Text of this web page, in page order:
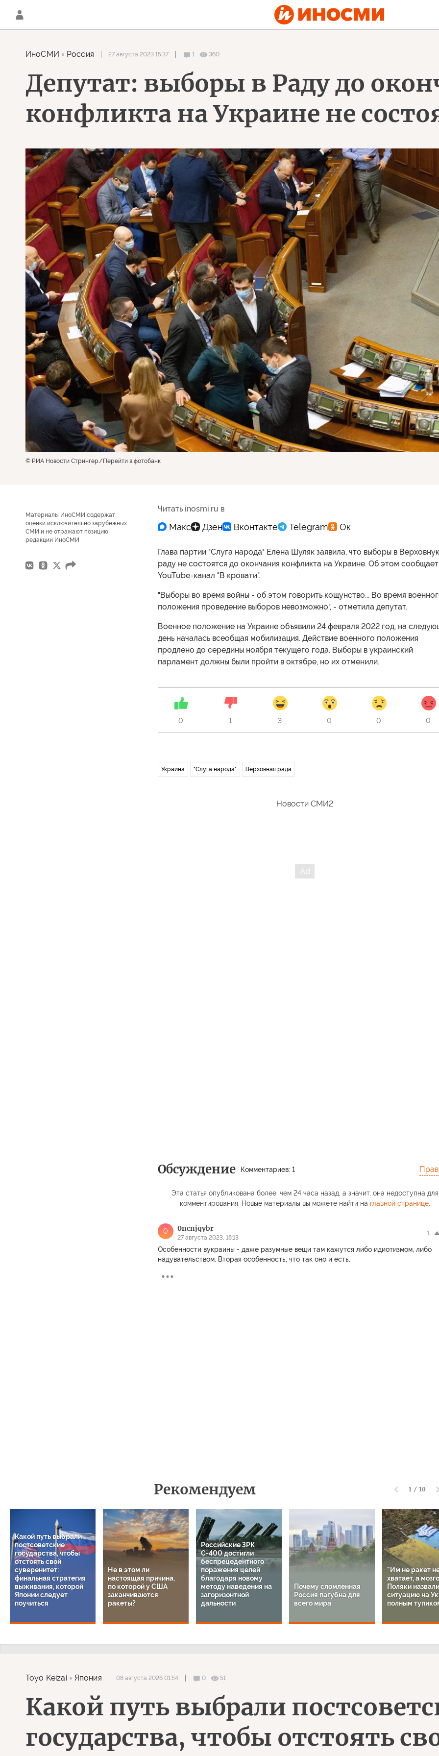
ИноСМИ Россия 27 августа 2023 15:37 1 360
Депутат: выборы в Раду до
конфликта на Украине не
© РИА Новости Стрингер Перейти в фотобанк
Материалы ИноСМИ содержат
оценки исключительно зарубежных
СМИ и не отражают позицию
редакции ИноСМИ
Читать inosmi.ru в
Глава партии "Слуга народа" Елена Шуляк заявила, что выборы в
раду не состоятся до окончания конфликта на Украине. Об этом сообщает
YouTube-канал "В кровати".
"Выборы во время войны - об этом говорить кощунство... Во время
положения проведение выборов невозможно", - отметила депутат.
Военное положение на Украине объявили 24 февраля 2022 год, на
день началась всеобщая мобилизация. Действие военного положения
продлено до середины ноября текущего года. Выборы в украинский
парламент должны были пройти в октябре, но их отменили.
0 1 3 0 0 0
Украина "Слуга народа" Верховная рада
Новости СМИ2
Обсуждение Комментариев: 1
Эта статья опубликована более, чем 24 часа назад, а значит, она недоступна для
комментирования. Новые материалы вы можете найти на главной странице.
0 0ncnjqybr
27 августа 2023, 18:13
1
Особенности вукраины - даже разумные вещи там кажутся либо идиотизмом, либо
надувательством. Вторая особенность, что так оно и есть.
Рекомендуем 1 / 10
Какой путь выбрали
постсоветские
государства, чтобы
отстоять свой
суверенитет:
финальная стратегия
выживания, которой
Японии следует
поучиться
Не в этом ли
настоящая причина,
по которой у США
заканчиваются
ракеты?
Российские ЗРК
С-400 достигли
беспрецедентного
поражения целей
благодаря новому
методу наведения на
загоризонтной
дальности
Почему сломленная
Россия пагубна для
всего мира
"Им не ракет
хватает, а
Поляки назвали
ситуацию на
полным
Toyo Keizai Япония 08 августа 2026 01:54 0 51
Какой путь выбрали
государства, чтобы отстоять